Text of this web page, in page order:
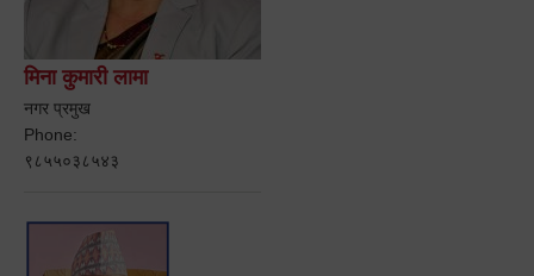
मिना कुमारी लामा
नगर प्रमुख
Phone:
९८५५०३८५४३